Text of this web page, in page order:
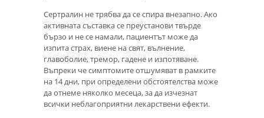
Сертралин не трябва да се спира внезапно. Ако
активната съставка се преустанови твърде
бързо и не се намали, пациентът може да
изпита страх, виене на свят, вълнение,
главоболие, тремор, гадене и изпотяване.
Въпреки че симптомите отшумяват в рамките
на 14 дни, при определени обстоятелства може
да отнеме няколко месеца, за да изчезнат
всички неблагоприятни лекарствени ефекти.